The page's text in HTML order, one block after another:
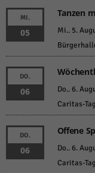
MI.
05
Tanzen
Mi.. 5.
DO.
06 Do.. 6.
Caritas-
DO.
06
Offene
Do.. 6.
Caritas-